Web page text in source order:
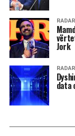
pastër i asaj që
quajnë
strukturë
ndërveprimi i
Në këtë
revoltë
legjitimiteti nuk
opsionet e